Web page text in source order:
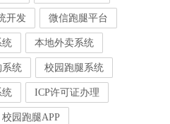
开发 微信跑腿平台
统 本地外卖系统
系统 校园跑腿系统
统 ICP许可证办理
校园跑腿APP